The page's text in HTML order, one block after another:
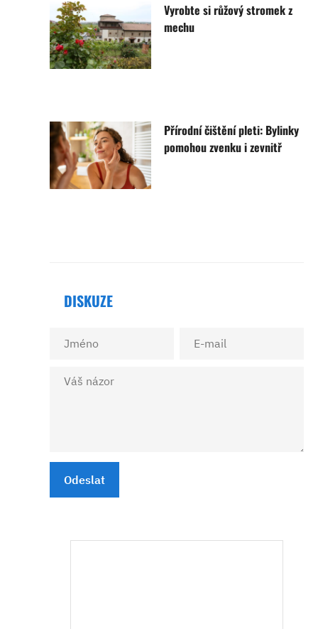
Vyrobte si růžový stromek z
mechu
Přírodní čištění pleti: Bylinky
pomohou zvenku i zevnitř
DISKUZE
Odeslat